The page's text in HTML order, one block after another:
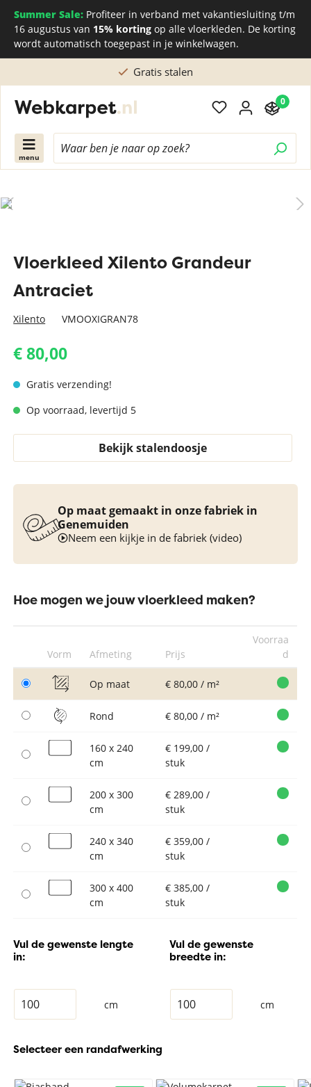
Summer Sale: Profiteer in verband met vakantiesluiting t/m
16 augustus van 15% korting op alle vloerkleden. De korting
wordt automatisch toegepast in je winkelwagen.
Gratis stalen
menu
0
Vloerkleed Xilento Grandeur
Antraciet
Xilento VMOOXIGRAN78
€ 80,00
Gratis verzending!
Op voorraad, levertijd 5
Bekijk stalendoosje
Op maat gemaakt in onze fabriek in
Genemuiden
Neem een kijkje in de fabriek (video)
Hoe mogen we jouw vloerkleed maken?
Vorm Afmeting Prijs
Voorraa
d
Op maat € 80,00 / m²
Rond € 80,00 / m²
160 x 240
cm
€ 199,00 /
stuk
200 x 300
cm
€ 289,00 /
stuk
240 x 340
cm
€ 359,00 /
stuk
300 x 400
cm
€ 385,00 /
stuk
Vul de gewenste lengte
in:
cm
Vul de gewenste
breedte in:
cm
Selecteer een randafwerking